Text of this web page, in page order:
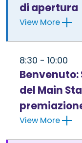
di apertura
View More
8:30 - 10:00
Benvenuto:
del Main
View More